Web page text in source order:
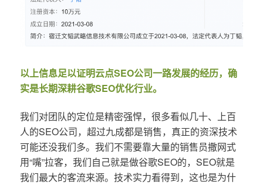
以上信息足以证明云点SEO公司一路发展的经历，确
实是长期深耕谷歌SEO优化行业。
我们对团队的定位是精密强悍，很多看似几十、上百
人的SEO公司，超过九成都是销售，真正的资深技术
可能还没我们多。我们不需要靠大量的销售员撒网式
用“嘴”拉客，我们自己就是做谷歌SEO的，SEO就是
我们最大的客流来源。技术实力看得到，这也是为什